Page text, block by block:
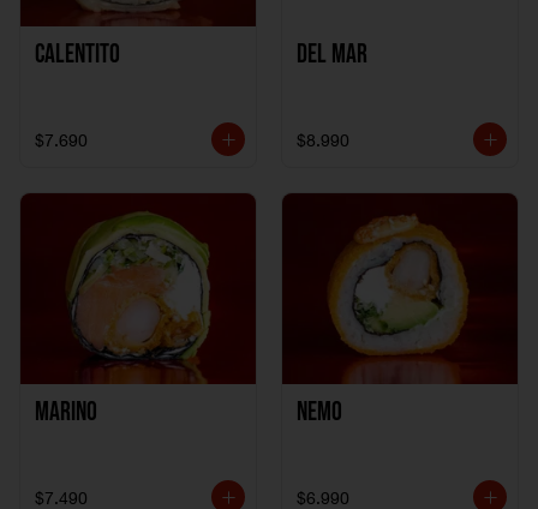
Calentito
$7.690
Del Mar
$8.990
Marino
$7.490
Nemo
$6.990